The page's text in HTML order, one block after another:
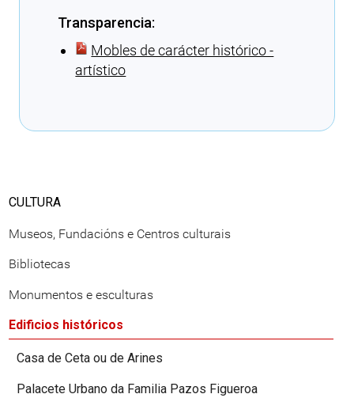
Transparencia:
Mobles de carácter histórico -
artístico
CULTURA
Museos, Fundacións e Centros culturais
Bibliotecas
Monumentos e esculturas
Edificios históricos
Casa de Ceta ou de Arines
Palacete Urbano da Familia Pazos Figueroa